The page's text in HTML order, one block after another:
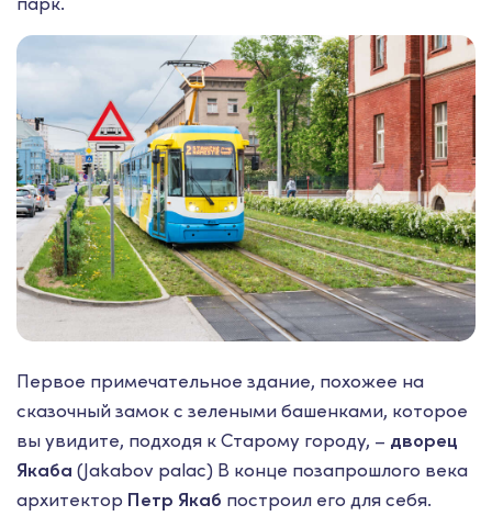
Первое примечательное здание, похожее на
сказочный замок с зелеными башенками, которое
вы увидите, подходя к Старому городу, – дворец
Якаба (Jakabov palac) В конце позапрошлого века
архитектор Петр Якаб построил его для себя.